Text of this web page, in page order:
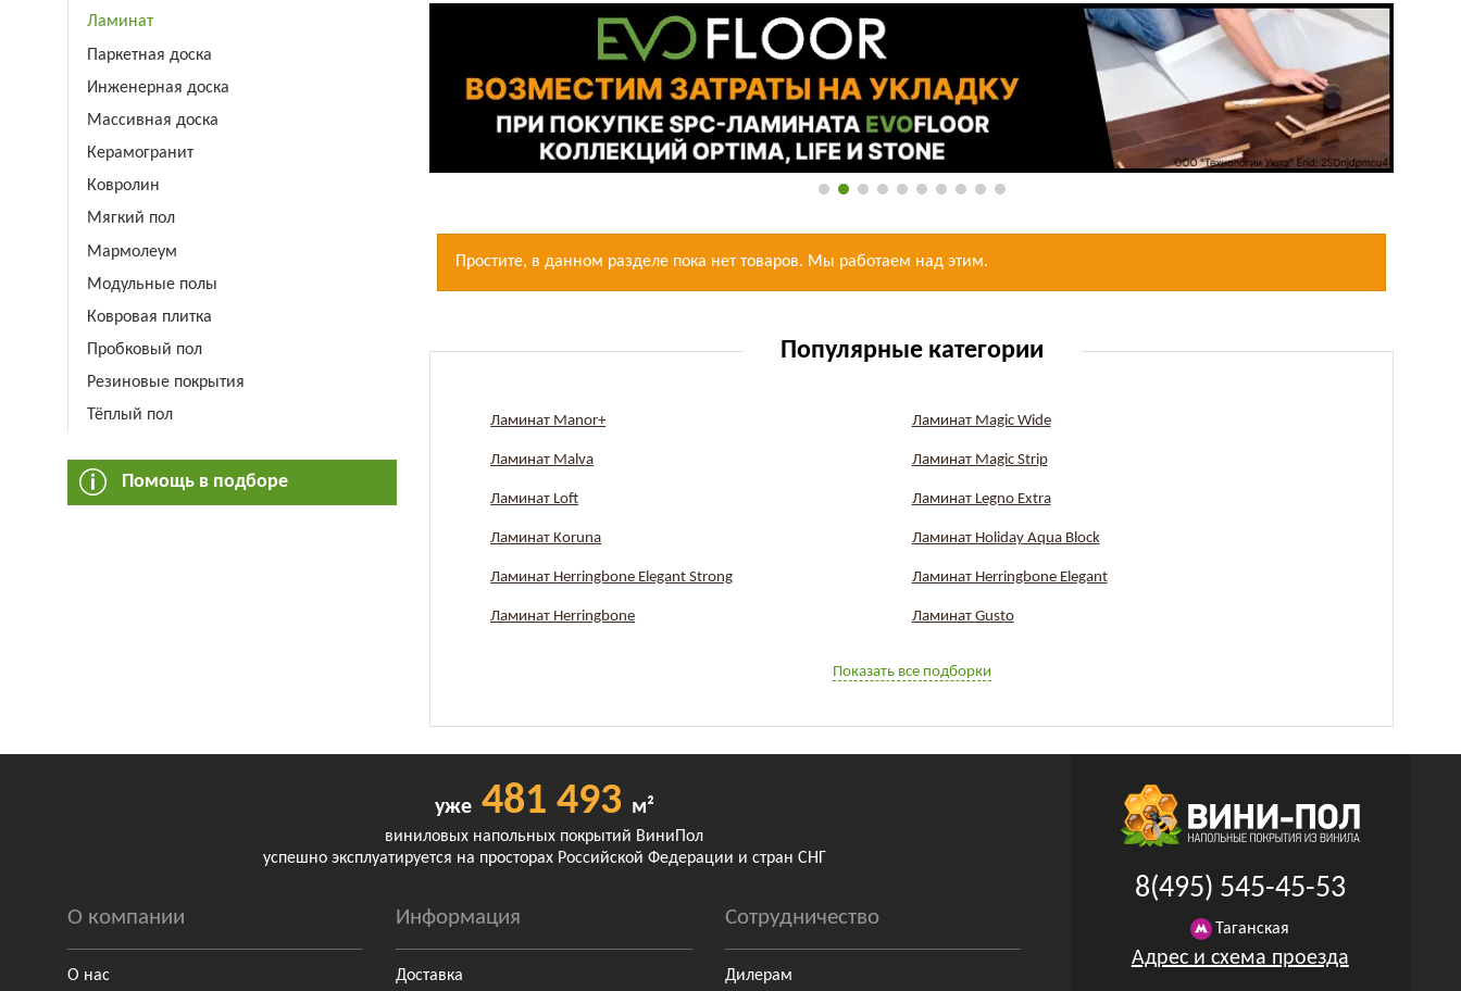
Ламинат
Паркетная доска
Инженерная доска
Массивная доска
Керамогранит
Ковролин
Мягкий пол
Мармолеум
Модульные полы
Ковровая плитка
Пробковый пол
Резиновые покрытия
Тёплый пол
Помощь в подборе
Простите, в данном разделе пока нет товаров. Мы работаем над этим.
Популярные категории
Ламинат Manor+ Ламинат Magic Wide
Ламинат Malva Ламинат Magic Strip
Ламинат Loft Ламинат Legno Extra
Ламинат Koruna Ламинат Holiday Aqua Block
Ламинат Herringbone Elegant Strong Ламинат Herringbone Elegant
Ламинат Herringbone Ламинат Gusto
Показать все подборки
уже481 493 м²
виниловых напольных покрытий ВиниПол
успешно эксплуатируется на просторах Российской Федерации и стран СНГ
О компании
О нас
Информация
Доставка
Сотрудничество
Дилерам
8(495) 545-45-53
Таганская
Адрес и схема проезда